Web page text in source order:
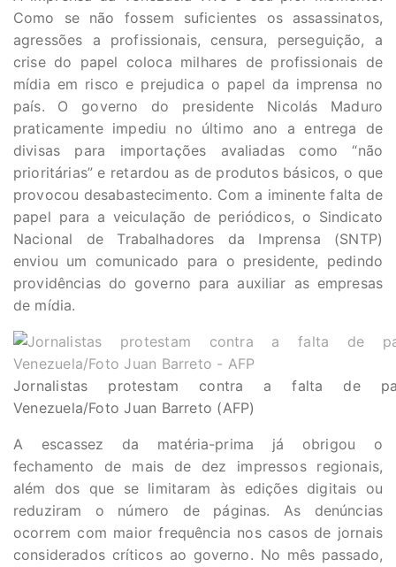
Como se não fossem suficientes os assassinatos,
agressões a profissionais, censura, perseguição, a
crise do papel coloca milhares de profissionais de
mídia em risco e prejudica o papel da imprensa no
país. O governo do presidente Nicolás Maduro
praticamente impediu no último ano a entrega de
divisas para importações avaliadas como “não
prioritárias” e retardou as de produtos básicos, o que
provocou desabastecimento. Com a iminente falta de
papel para a veiculação de periódicos, o Sindicato
Nacional de Trabalhadores da Imprensa (SNTP)
enviou um comunicado para o presidente, pedindo
providências do governo para auxiliar as empresas
de mídia.
Jornalistas protestam contra a falta de
Venezuela/Foto Juan Barreto (AFP)
A escassez da matéria-prima já obrigou o
fechamento de mais de dez impressos regionais,
além dos que se limitaram às edições digitais ou
reduziram o número de páginas. As denúncias
ocorrem com maior frequência nos casos de jornais
considerados críticos ao governo. No mês passado,